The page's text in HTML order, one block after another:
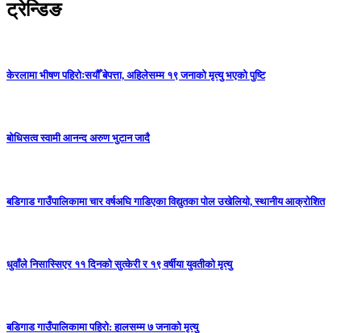
ट्रेन्डिङ
केरलामा भीषण पहिरोःसयौँ बेपत्ता, अहिलेसम्म १९ जनाको मृत्यु भएको पुष्टि
बोधिसत्व स्वामी आनन्द अरुण भुटान जादै
बडिगाड गाउँपालिकामा चार वर्षअघि गाडिएका विद्युतका पोल उखेलियो, स्थानीय आक्रोशित
धुवाँले निसास्सिएर ११ दिनको सुत्केरी र १९ वर्षीया युवतीको मृत्यु
बडिगाड गाउँपालिकामा पहिरो: हालसम्म ७ जनाको मृत्यु